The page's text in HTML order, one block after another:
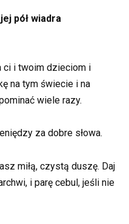
pół wiadra
ci i twoim dzieciom i
na tym świecie i na
wiele razy.
za dobre słowa.
miłą, czystą duszę. Daj
i parę cebul, jeśli nie